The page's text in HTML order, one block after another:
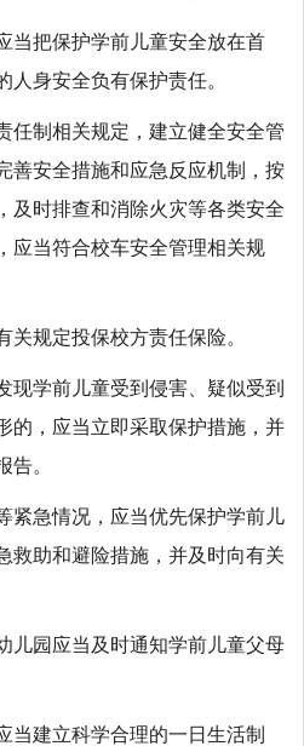
把保护学前儿童安全放在首
身安全负有保护责任。
任制相关规定，建立健全安全管
善安全措施和应急反应机制，按
及时排查和消除火灾等各类安全
应当符合校车安全管理相关规
关规定投保校方责任保险。
学前儿童受到侵害、疑似受到
的，应当立即采取保护措施，并
告。
紧急情况，应当优先保护学前儿
救助和避险措施，并及时向有关
儿园应当及时通知学前儿童父母
建立科学合理的一日生活制